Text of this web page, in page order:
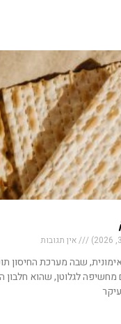
אין תגובות
שבה מערכת החיסון
לגלוטן, שהוא חלבון